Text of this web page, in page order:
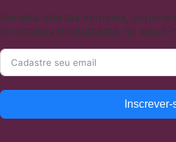
Receba ofertas incríveis,
novidades diretamente no seu e-
Inscrever-